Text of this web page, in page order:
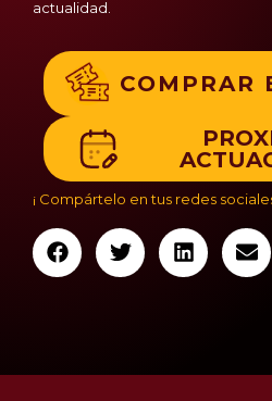
actualidad.
COMPRAR
¡ Compártelo en tus redes